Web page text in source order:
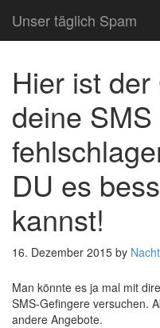
Unser täglich Spam
Hier ist
deine
DU es
kannst!
16. Dezember 2015 by
Man könnte es ja mal mit
SMS-Gefingere versuchen.
andere Angebote.